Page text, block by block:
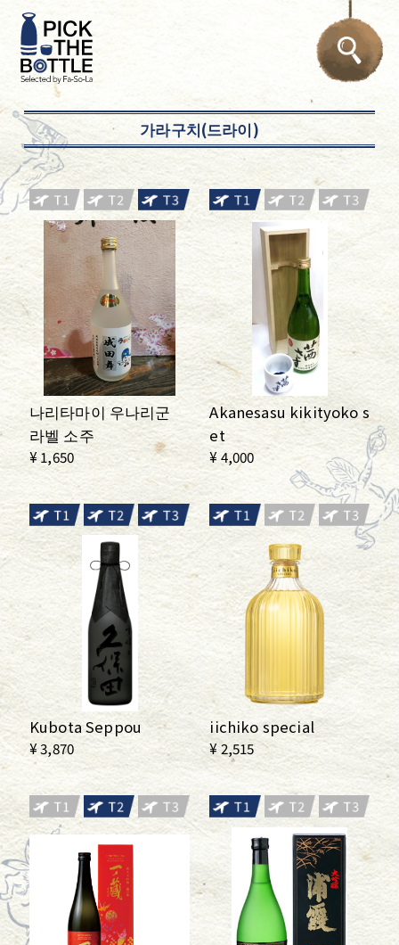
가라구치(드라이)
나리타마이 우나리군
라벨 소주
¥ 1,650
Akanesasu kikityoko s
et
¥ 4,000
Kubota Seppou
¥ 3,870
iichiko special
¥ 2,515